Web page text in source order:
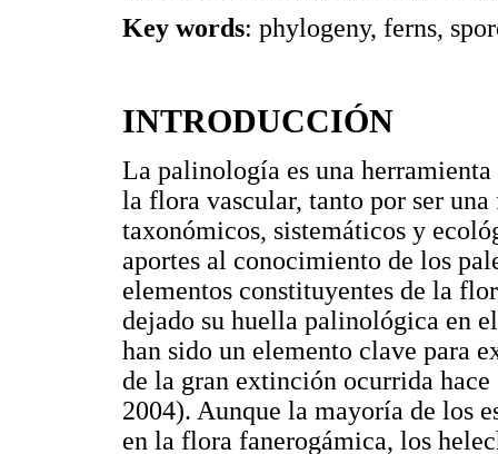
Key words: phylogeny, ferns,
INTRODUCCIÓN
La palinología es una
la flora vascular, tanto por ser
taxonómicos, sistemáticos y
aportes al conocimiento de los
elementos constituyentes de la
dejado su huella palinológica en
han sido un elemento clave para
de la gran extinción ocurrida
2004). Aunque la mayoría de los
en la flora fanerogámica, los